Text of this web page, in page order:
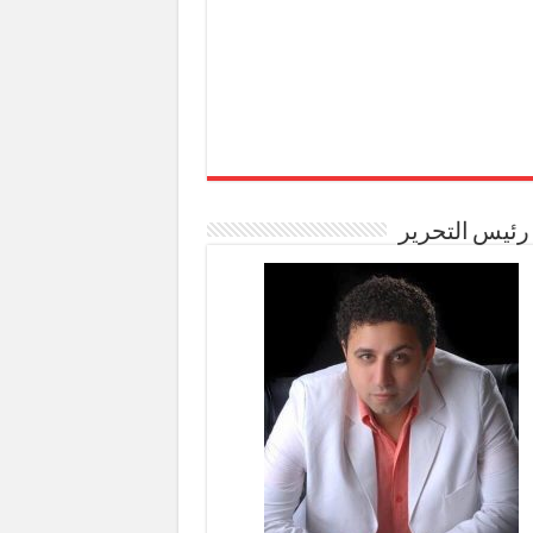
رئيس التحرير